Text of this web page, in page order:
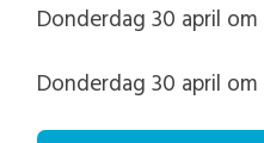
Donderdag 30 april om
Donderdag 30 april om